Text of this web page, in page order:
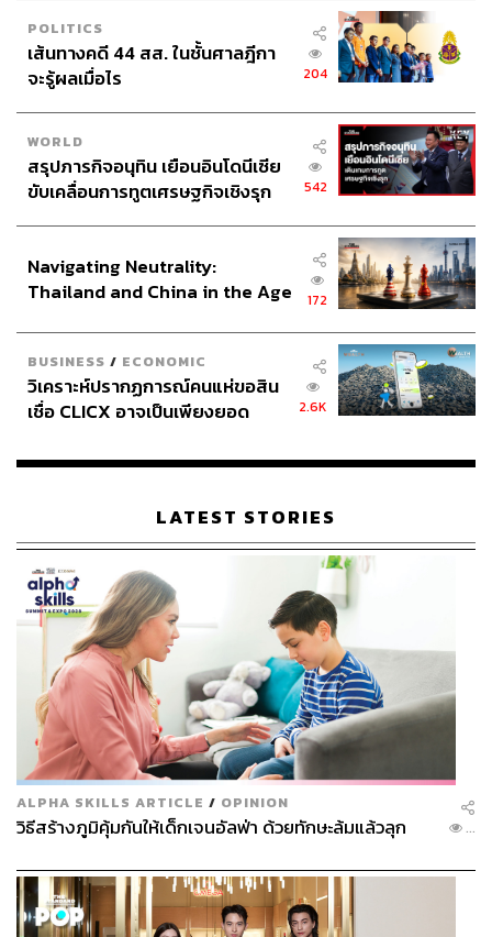
POLITICS
เส้นทางคดี 44 สส. ในชั้นศาลฎีกา
จะรู้ผลเมื่อไร
204
WORLD
สรุปภารกิจอนุทิน เยือนอินโดนีเซีย
ขับเคลื่อนการทูตเศรษฐกิจเชิงรุก
542
Navigating Neutrality:
Thailand and China in the Age
172
BUSINESS / ECONOMIC
วิเคราะห์ปรากฏการณ์คนแห่ขอสิน
เชื่อ CLICX อาจเป็นเพียงยอด
เรือนไทยที่ถูกซุกไว้
2.6K
LATEST STORIES
ALPHA SKILLS ARTICLE / OPINION
วิธีสร้างภูมิคุ้มกันให้เด็กเจนอัลฟ่า ด้วยทักษะล้มแล้วลุก ...